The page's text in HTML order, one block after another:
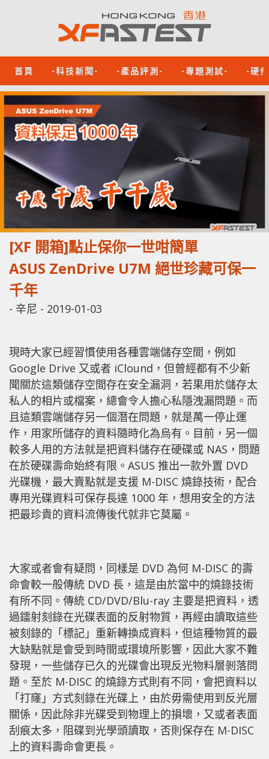
首頁 -科技新聞- -產品評測- -專題測試- -硬
[XF 開箱]點止保你一世咁簡單
ASUS ZenDrive U7M 絕世珍藏可保一
千年
- 辛尼 - 2019-01-03
現時大家已經習慣使用各種雲端儲存空間，例如
Google Drive 又或者 iClound，但曾經都有不少新
聞關於這類儲存空間存在安全漏洞，若果用於儲存太
私人的相片或檔案，總會令人擔心私隱洩漏問題。而
且這類雲端儲存另一個潛在問題，就是萬一停止運
作，用家所儲存的資料隨時化為烏有。目前，另一個
較多人用的方法就是把資料儲存在硬碟或 NAS，問題
在於硬碟壽命始終有限。ASUS 推出一款外置 DVD
光碟機，最大賣點就是支援 M-DISC 燒錄技術，配合
專用光碟資料可保存長達 1000 年，想用安全的方法
把最珍貴的資料流傳後代就非它莫屬。
大家或者會有疑問，同樣是 DVD 為何 M-DISC 的壽
命會較一般傳統 DVD 長，這是由於當中的燒錄技術
有所不同。傳統 CD/DVD/Blu-ray 主要是把資料，透
過鐳射刻錄在光碟表面的反射物質，再經由讀取這些
被刻錄的「標記」重新轉換成資料，但這種物質的最
大缺點就是會受到時間或環境所影響，因此大家不難
發現，一些儲存已久的光碟會出現反光物料層剝落問
題。至於 M-DISC 的燒錄方式則有不同，會把資料以
「打窿」方式刻錄在光碟上，由於毋需使用到反光層
關係，因此除非光碟受到物理上的損壞，又或者表面
刮痕太多，阻碟到光學頭讀取，否則保存在 M-DISC
上的資料壽命會更長。